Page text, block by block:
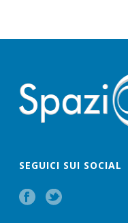
SEGUICI SUI SOCIAL